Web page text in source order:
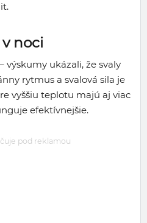
noci
výskumy ukázali, že svaly
rytmus a svalová sila je
vyššiu teplotu majú aj viac
efektívnejšie.
pod reklamou